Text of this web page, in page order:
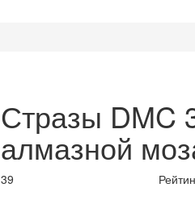
Стразы DMC
алмазной
39